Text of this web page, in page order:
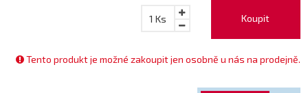
Koupit
1 Ks
Tento produkt je možné zakoupit jen osobně u nás na prodejně.